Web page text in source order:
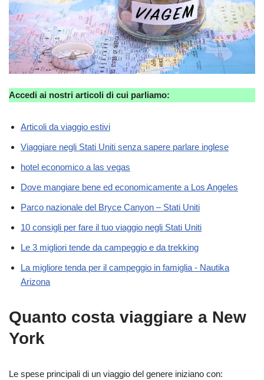
Accedi ai nostri articoli di cui parliamo:
Articoli da viaggio estivi
Viaggiare negli Stati Uniti senza sapere parlare inglese
hotel economico a las vegas
Dove mangiare bene ed economicamente a Los Angeles
Parco nazionale del Bryce Canyon – Stati Uniti
10 consigli per fare il tuo viaggio negli Stati Uniti
Le 3 migliori tende da campeggio e da trekking
La migliore tenda per il campeggio in famiglia - Nautika
Arizona
Quanto costa viaggiare a New
York
Le spese principali di un viaggio del genere iniziano con: